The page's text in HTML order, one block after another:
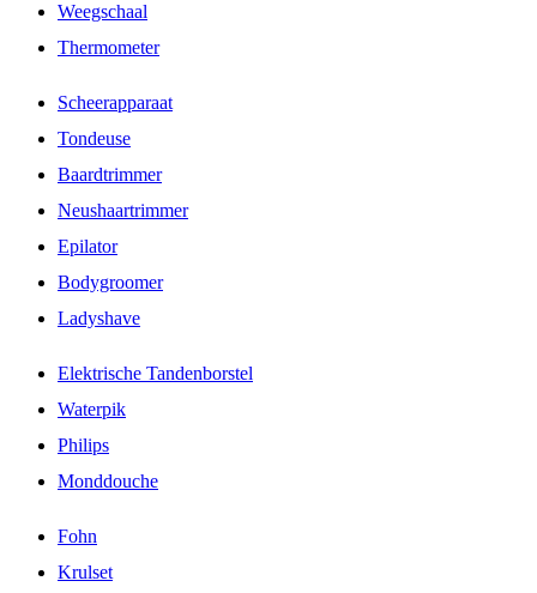
Weegschaal
Thermometer
Scheerapparaat
Tondeuse
Baardtrimmer
Neushaartrimmer
Epilator
Bodygroomer
Ladyshave
Elektrische Tandenborstel
Waterpik
Philips
Monddouche
Fohn
Krulset